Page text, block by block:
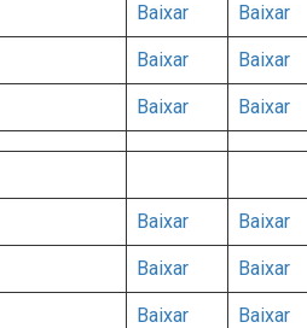
Baixar Baixar
Baixar Baixar
Baixar Baixar
Baixar Baixar
Baixar Baixar
Baixar Baixar